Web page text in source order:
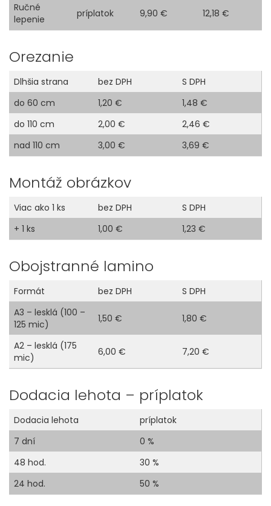
Ručné
lepenie
príplatok 9,90 € 12,18 €
Orezanie
Dlhšia strana bez DPH
S DPH
do 60 cm
1,20 €
1,48 €
do 110 cm
2,00 €
2,46 €
nad 110 cm
3,00 € 3,69 €
Montáž obrázkov
Viac ako 1 ks bez DPH
S DPH
+ 1 ks
1,00 € 1,23 €
Obojstranné lamino
Formát bez DPH
S DPH
A3 – lesklá (100 –
125 mic)
1,50 € 1,80 €
A2 – lesklá (175
mic)
6,00 € 7,20 €
Dodacia lehota – príplatok
Dodacia lehota
príplatok
7 dní
0 %
48 hod.
30 %
24 hod.
50 %